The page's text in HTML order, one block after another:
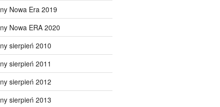
Nowa Era 2019
Nowa ERA 2020
sierpień 2010
sierpień 2011
sierpień 2012
sierpień 2013